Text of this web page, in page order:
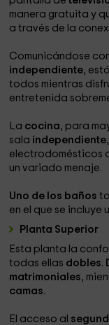
manera gratuita y
a través de la
Comunicándose
independiente,
todos mientras
entretenida
La cocina, para
sala independiente,
electrodomésticos
un variado menaje.
Uno de los baños
en el que se
Planta Superior
Esta planta la
todas ellas dobles.
matrimoniales,
camas.
El acceso al